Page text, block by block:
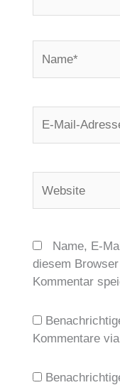
Mail-
Name, E-
diesem
Kommentar
Kommentare